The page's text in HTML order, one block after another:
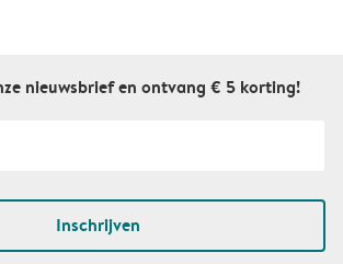
nieuwsbrief en ontvang € 5 korting!
Inschrijven